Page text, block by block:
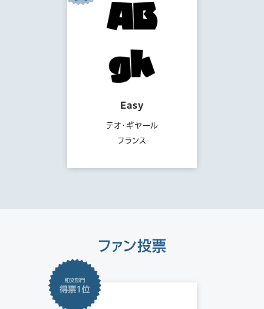
Easy
テオ・ギヤール
フランス
ファン投票